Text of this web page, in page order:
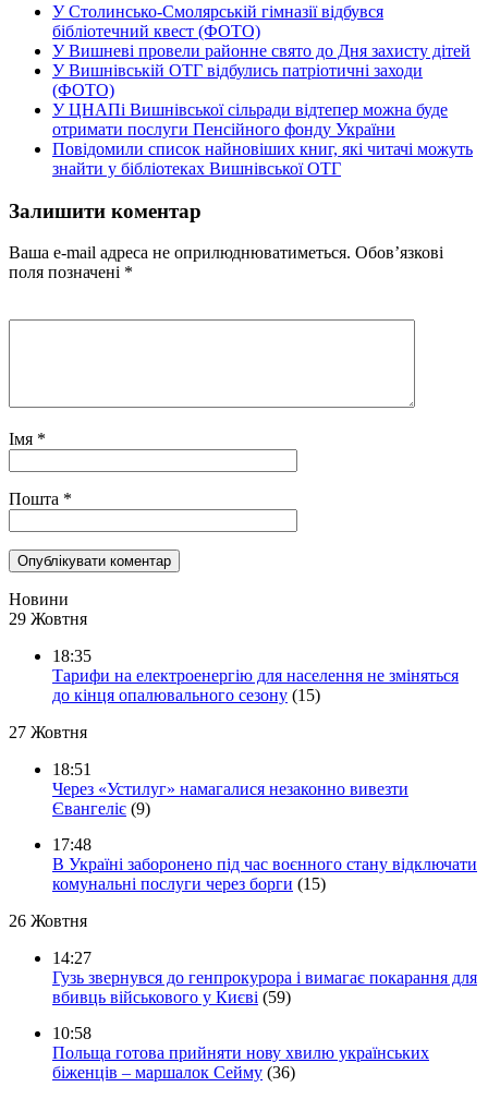
У Столинсько-Смолярській гімназії відбувся
бібліотечний квест (ФОТО)
У Вишневі провели районне свято до Дня захисту дітей
У Вишнівській ОТГ відбулись патріотичні заходи
(ФОТО)
У ЦНАПі Вишнівської сільради відтепер можна буде
отримати послуги Пенсійного фонду України
Повідомили список найновіших книг, які читачі можуть
знайти у бібліотеках Вишнівської ОТГ
Залишити коментар
Ваша e-mail адреса не оприлюднюватиметься. Обов’язкові
поля позначені *
Імя *
Пошта *
Новини
29 Жовтня
18:35
Тарифи на електроенергію для населення не зміняться
до кінця опалювального сезону (15)
27 Жовтня
18:51
Через «Устилуг» намагалися незаконно вивезти
Євангеліє (9)
17:48
В Україні заборонено під час воєнного стану відключати
комунальні послуги через борги (15)
26 Жовтня
14:27
Гузь звернувся до генпрокурора і вимагає покарання для
вбивць військового у Києві (59)
10:58
Польща готова прийняти нову хвилю українських
біженців – маршалок Сейму (36)